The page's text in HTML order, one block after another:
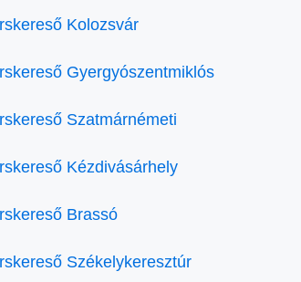
Kolozsvár
Gyergyószentmiklós
Szatmárnémeti
Kézdivásárhely
Brassó
Székelykeresztúr